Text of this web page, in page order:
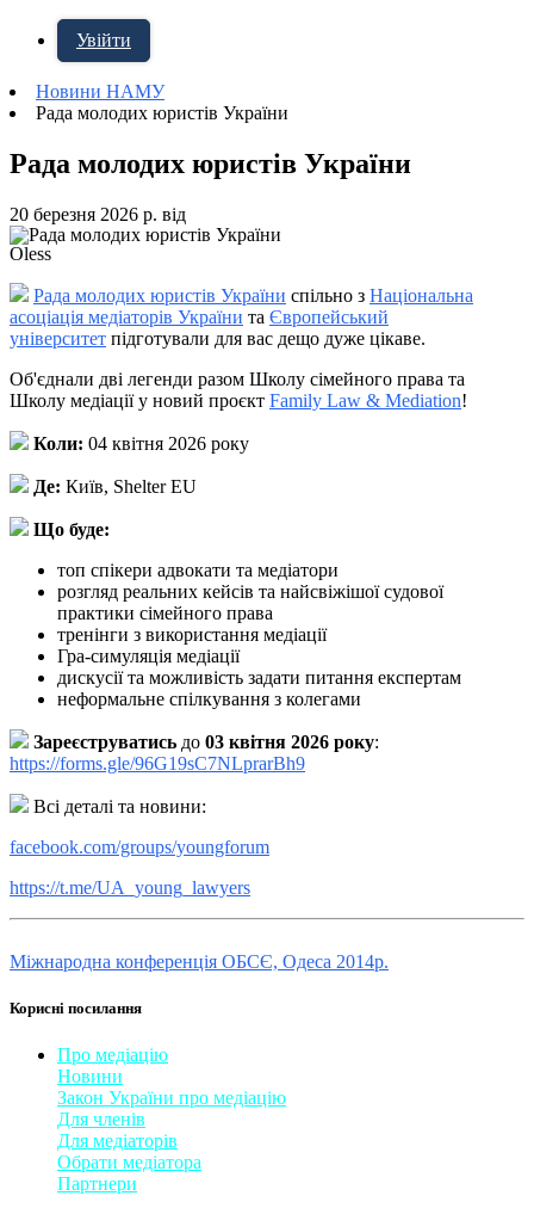
Увійти
Новини НАМУ
Рада молодих юристів України
Рада молодих юристів України
20 березня 2026 р. від
Oless
Рада молодих юристів України спільно з Національна
асоціація медіаторів України та Європейський
університет підготували для вас дещо дуже цікаве.
Об'єднали дві легенди разом Школу сімейного права та
Школу медіації у новий проєкт Family Law & Mediation!
Коли: 04 квітня 2026 року
Де: Київ, Shelter EU
Що буде:
топ спікери адвокати та медіатори
розгляд реальних кейсів та найсвіжішої судової
практики сімейного права
тренінги з використання медіації
Гра-симуляція медіації
дискусії та можливість задати питання експертам
неформальне спілкування з колегами
Зареєструватись до 03 квітня 2026 року:
https://forms.gle/96G19sC7NLprarBh9
Всі деталі та новини:
facebook.com/groups/youngforum
https://t.me/UA_young_lawyers
Міжнародна конференція ОБСЄ, Одеса 2014р.
Корисні посилання
Про медіацію
Новини
Закон України про медіаці​ю
Для членів
Для медіаторів
Обрати медіатора
Партнери